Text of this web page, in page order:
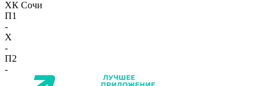
ХК Сочи
П1
-
X
-
П2
-